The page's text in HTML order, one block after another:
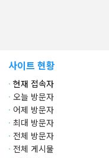
사이트 현황
· 현재 접속자
· 오늘 방문자
· 어제 방문자
· 최대 방문자
· 전체 방문자
· 전체 게시물